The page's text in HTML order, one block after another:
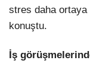
stres daha ortaya
konuştu.
İş